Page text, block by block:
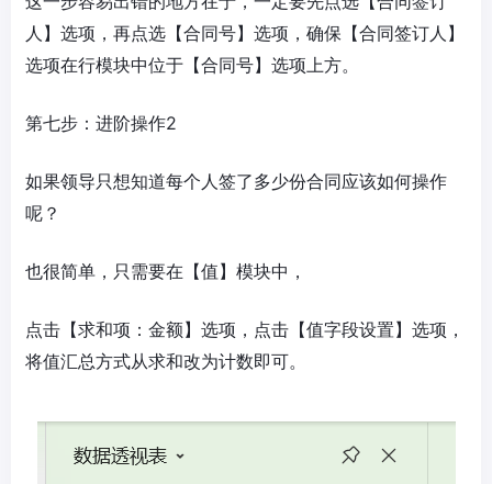
人】选项，再点选【合同号】选项，确保【合同签订人】
选项在行模块中位于【合同号】选项上方。
第七步：进阶操作2
如果领导只想知道每个人签了多少份合同应该如何操作
呢？
也很简单，只需要在【值】模块中，
点击【求和项：金额】选项，点击【值字段设置】选项，
将值汇总方式从求和改为计数即可。